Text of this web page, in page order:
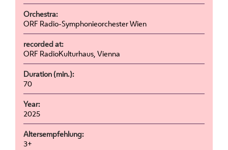
Orchestra:
ORF Radio-Symphonieorchester Wien
recorded at:
ORF RadioKulturhaus, Vienna
Duration (min.):
70
Year:
2025
Altersempfehlung:
3+